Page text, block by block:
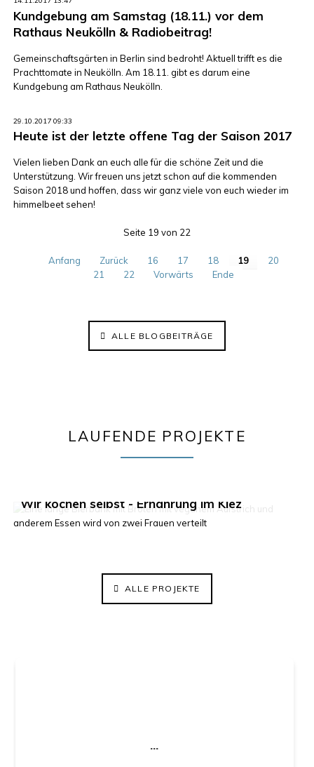
Kundgebung am Samstag (18.11.) vor dem
Rathaus Neukölln & Radiobeitrag!
Gemeinschaftsgärten in Berlin sind bedroht! Aktuell trifft es die
Prachttomate in Neukölln. Am 18.11. gibt es darum eine
Kundgebung am Rathaus Neukölln.
29.10.2017 09:33
Heute ist der letzte offene Tag der Saison 2017
Vielen lieben Dank an euch alle für die schöne Zeit und die
Unterstützung. Wir freuen uns jetzt schon auf die kommenden
Saison 2018 und hoffen, dass wir ganz viele von euch wieder im
himmelbeet sehen!
Seite 19 von 22
Anfang Zurück 16 17 18 19
20
21
22 Vorwärts Ende
ALLE BLOGBEITRÄGE
LAUFENDE PROJEKTE
Wir kochen selbst - Ernährung im Kiez
ElisaBeet - Solidarischer Lehrgarten
ALLE PROJEKTE